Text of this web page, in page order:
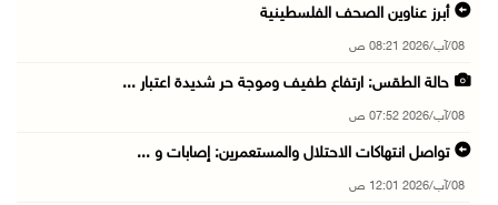
أبرز عناوين الصحف الفلسطينية
08/آب/2026 08:21 ص
حالة الطقس: ارتفاع طفيف وموجة حر شديدة اعتبار ...
08/آب/2026 07:52 ص
تواصل انتهاكات الاحتلال والمستعمرين: إصابات و ...
08/آب/2026 12:01 ص